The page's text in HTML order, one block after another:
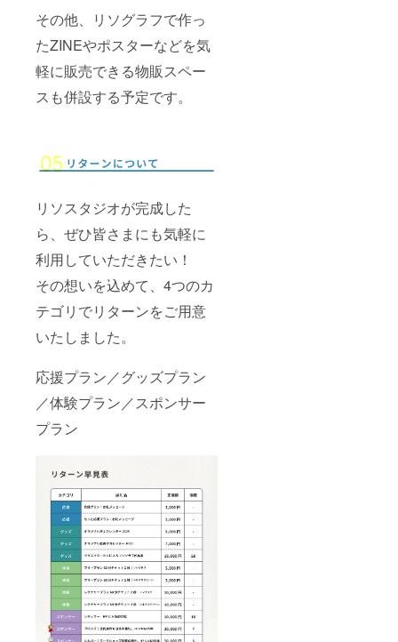
その他、リソグラフで作っ
たZINEやポスターなどを気
軽に販売できる物販スペー
スも併設する予定です。
リソスタジオが完成した
ら、ぜひ皆さまにも気軽に
利用していただきたい！
その想いを込めて、4つのカ
テゴリでリターンをご用意
いたしました。
応援プラン／グッズプラン
／体験プラン／スポンサー
プラン